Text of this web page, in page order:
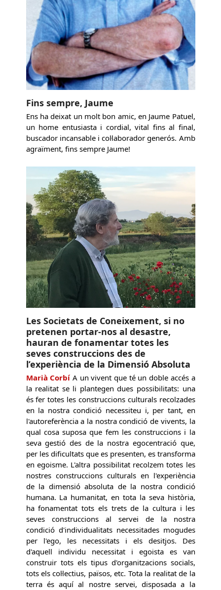
Fins sempre, Jaume
Ens ha deixat un molt bon amic, en Jaume Patuel,
un home entusiasta i cordial, vital fins al final,
buscador incansable i col·laborador generós. Amb
agraïment, fins sempre Jaume!
Les Societats de Coneixement, si no
pretenen portar-nos al desastre,
hauran de fonamentar totes les
seves construccions des de
l’experiència de la Dimensió Absoluta
Marià Corbí A un vivent que té un doble accés a
la realitat se li plantegen dues possibilitats: una
és fer totes les construccions culturals recolzades
en la nostra condició necessiteu i, per tant, en
l'autoreferència a la nostra condició de vivents, la
qual cosa suposa que fem les construccions i la
seva gestió des de la nostra egocentració que,
per les dificultats que es presenten, es transforma
en egoisme. L'altra possibilitat recolzem totes les
nostres construccions culturals en l'experiència
de la dimensió absoluta de la nostra condició
humana. La humanitat, en tota la seva història,
ha fonamentat tots els trets de la cultura i les
seves construccions al servei de la nostra
condició d'individualitats necessitades mogudes
per l'ego, les necessitats i els desitjos. Des
d'aquell individu necessitat i egoista es van
construir tots els tipus d'organitzacions socials,
tots els col·lectius, països, etc. Tota la realitat de la
terra és aquí al nostre servei, disposada a la